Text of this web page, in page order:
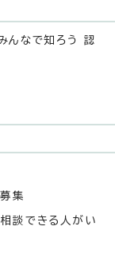
んなで知ろう 認
集
談できる人がい